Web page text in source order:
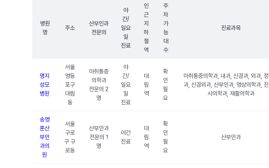
병원
명
주소
산부인과
전문의
야
간/
일요
일
진료
인
근
지
하
철
역
주
차
가
능
대
수
진료과목
명지
성모
병원
서울
영등
포구
대림
동
마취통증
의학과
전문의 2
명
야
간/
일요
일
진료
대
림
역
확
인
필
요
마취통증의학과, 내과, 신경과, 외과,
과, 신경외과, 산부인과, 영상의학과,
사의학과, 재활의학과
송영
훈산
부인
과의
원
서울
구로
구 구
로동
산부인과
전문의 1
명
야간
진료
대
림
역
확
인
필
요
산부인과